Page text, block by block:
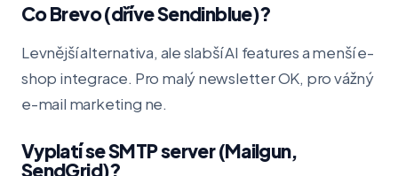
Co Brevo (dříve Sendinblue)?
Levnější alternativa, ale slabší AI features a menší e-
shop integrace. Pro malý newsletter OK, pro vážný
e-mail marketing ne.
Vyplatí se SMTP server (Mailgun,
SendGrid)?